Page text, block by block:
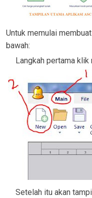
Untuk memulai
bawah:
Langkah pertama klik
Setelah itu akan